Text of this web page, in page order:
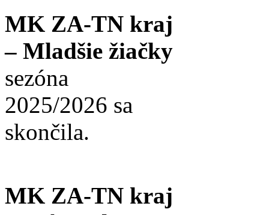
MK ZA-TN kraj
– Mladšie žiačky
sezóna
2025/2026 sa
skončila.
MK ZA-TN kraj